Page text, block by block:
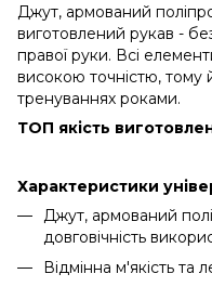
Джут, армований
виготовлений рукав -
правої руки. Всі
високою точністю, тому
тренуваннях роками.
ТОП якість
Характеристики
Джут, армований
довговічність
Відмінна м'якість та